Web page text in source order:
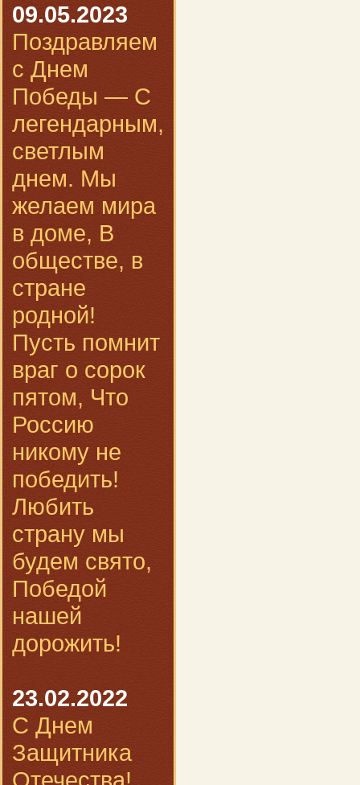
09.05.2023
Поздравляем
с Днем
Победы — С
легендарным,
светлым
днем. Мы
желаем мира
в доме, В
обществе, в
стране
родной!
Пусть помнит
враг о сорок
пятом, Что
Россию
никому не
победить!
Любить
страну мы
будем свято,
Победой
нашей
дорожить!
23.02.2022
С Днем
Защитника